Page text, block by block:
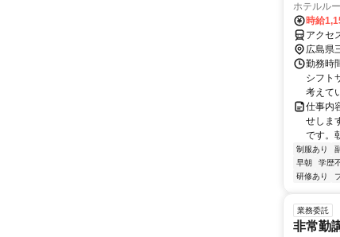
ホテルル
時給
アクセ
広島県
勤務時
シフト
考えて
仕事内
せしま
です。
制服あり
早朝
学歴
研修あり
業務委託
非常勤